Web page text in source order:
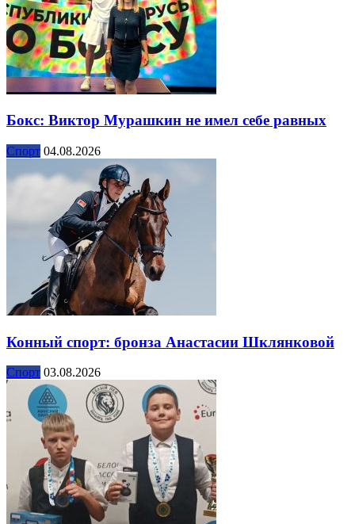
Бокс: Виктор Мурашкин не имел себе равных
Спорт 04.08.2026
Конный спорт: бронза Анастасии Шклянковой
Спорт 03.08.2026